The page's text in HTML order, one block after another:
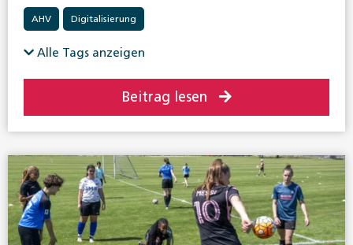
AHV Digitalisierung
Alle Tags anzeigen
Beitrag lesen